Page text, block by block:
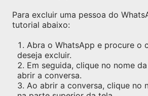
Para excluir uma pessoa do
tutorial abaixo:
Abra o WhatsApp e procure o
deseja excluir.
Em seguida, clique no nome
abrir a conversa.
Ao abrir a conversa, clique no